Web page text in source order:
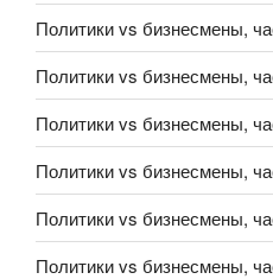
Политики vs бизнесмены,
Политики vs бизнесмены,
Политики vs бизнесмены,
Политики vs бизнесмены,
Политики vs бизнесмены,
Политики vs бизнесмены,